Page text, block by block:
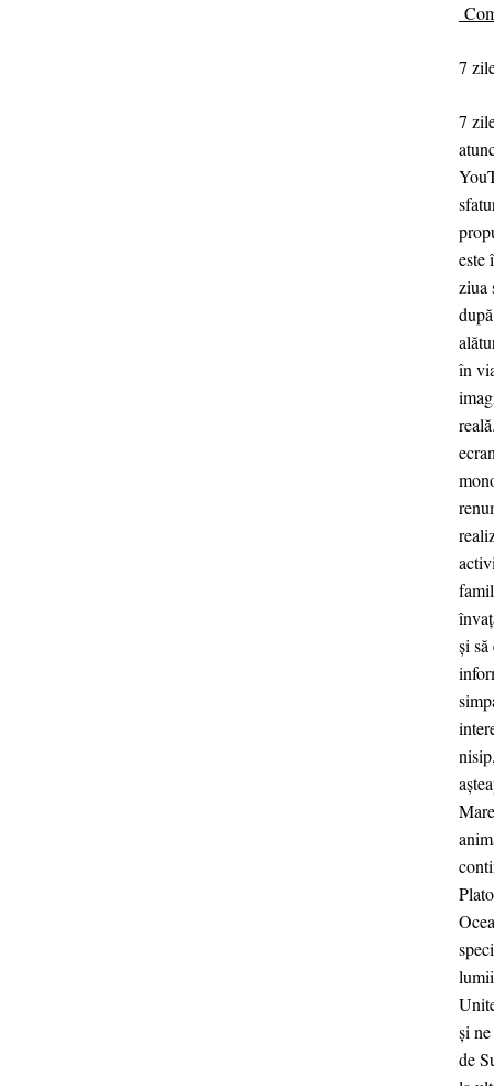
7
7
este
ziua
în
și
și
de